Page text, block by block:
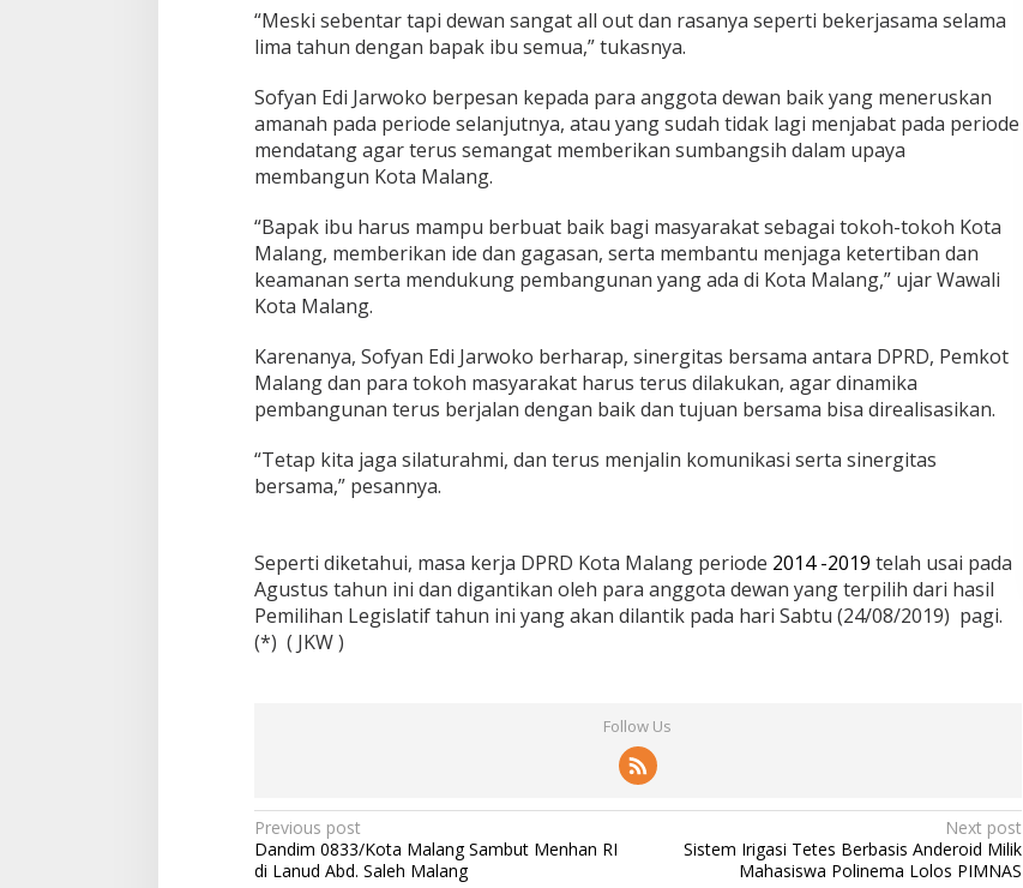
“Meski sebentar tapi dewan sangat all out dan rasanya seperti bekerjasama selama
lima tahun dengan bapak ibu semua,” tukasnya.
Sofyan Edi Jarwoko berpesan kepada para anggota dewan baik yang meneruskan
amanah pada periode selanjutnya, atau yang sudah tidak lagi menjabat pada periode
mendatang agar terus semangat memberikan sumbangsih dalam upaya
membangun Kota Malang.
“Bapak ibu harus mampu berbuat baik bagi masyarakat sebagai tokoh-tokoh Kota
Malang, memberikan ide dan gagasan, serta membantu menjaga ketertiban dan
keamanan serta mendukung pembangunan yang ada di Kota Malang,” ujar Wawali
Kota Malang.
Karenanya, Sofyan Edi Jarwoko berharap, sinergitas bersama antara DPRD, Pemkot
Malang dan para tokoh masyarakat harus terus dilakukan, agar dinamika
pembangunan terus berjalan dengan baik dan tujuan bersama bisa direalisasikan.
“Tetap kita jaga silaturahmi, dan terus menjalin komunikasi serta sinergitas
bersama,” pesannya.
Seperti diketahui, masa kerja DPRD Kota Malang periode 2014 -2019 telah usai pada
Agustus tahun ini dan digantikan oleh para anggota dewan yang terpilih dari hasil
Pemilihan Legislatif tahun ini yang akan dilantik pada hari Sabtu (24/08/2019) pagi.
(*) ( JKW )
Follow Us
P
o
Previous post
Dandim 0833/Kota Malang Sambut Menhan RI
di Lanud Abd. Saleh Malang
Next post
Sistem Irigasi Tetes Berbasis Anderoid Milik
Mahasiswa Polinema Lolos PIMNAS